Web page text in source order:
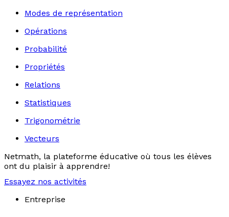
Modes de représentation
Opérations
Probabilité
Propriétés
Relations
Statistiques
Trigonométrie
Vecteurs
Netmath, la plateforme éducative où tous les élèves
ont du plaisir à apprendre!
Essayez nos activités
Entreprise